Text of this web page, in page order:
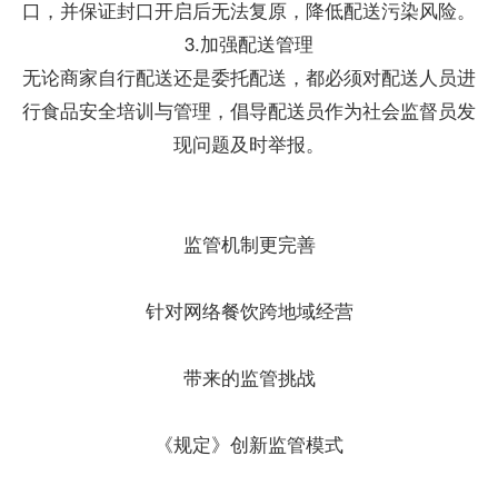
口，并保证封口开启后无法复原，降低配送污染风险。
3.加强配送管理
无论商家自行配送还是委托配送，都必须对配送人员进
行食品安全培训与管理，倡导配送员作为社会监督员发
现问题及时举报。
监管机制更完善
针对网络餐饮跨地域经营
带来的监管挑战
《规定》创新监管模式